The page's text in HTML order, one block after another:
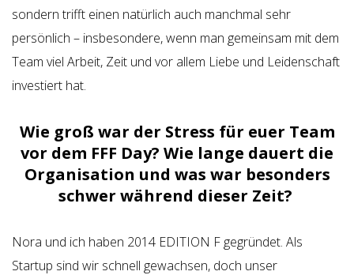
sondern trifft einen natürlich auch manchmal sehr
persönlich – insbesondere, wenn man gemeinsam mit dem
Team viel Arbeit, Zeit und vor allem Liebe und Leidenschaft
investiert hat.
Wie groß war der Stress für euer Team
vor dem FFF Day? Wie lange dauert die
Organisation und was war besonders
schwer während dieser Zeit?
Nora und ich haben 2014 EDITION F gegründet. Als
Startup sind wir schnell gewachsen, doch unser